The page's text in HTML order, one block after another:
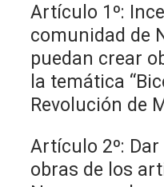
Artículo 1º:
comunidad de
puedan crear
la temática
Revolución de
Artículo 2º:
obras de los